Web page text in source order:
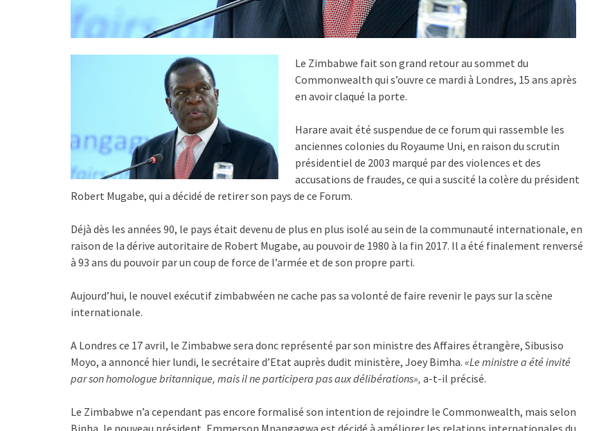
Le Zimbabwe fait son grand retour au sommet du
Commonwealth qui s’ouvre ce mardi à Londres, 15 ans après
en avoir claqué la porte.
Harare avait été suspendue de ce forum qui rassemble les
anciennes colonies du Royaume Uni, en raison du scrutin
présidentiel de 2003 marqué par des violences et des
accusations de fraudes, ce qui a suscité la colère du président
Robert Mugabe, qui a décidé de retirer son pays de ce Forum.
Déjà dès les années 90, le pays était devenu de plus en plus isolé au sein de la communauté internationale, en
raison de la dérive autoritaire de Robert Mugabe, au pouvoir de 1980 à la fin 2017. Il a été finalement renversé
à 93 ans du pouvoir par un coup de force de l’armée et de son propre parti.
Aujourd’hui, le nouvel exécutif zimbabwéen ne cache pas sa volonté de faire revenir le pays sur la scène
internationale.
A Londres ce 17 avril, le Zimbabwe sera donc représenté par son ministre des Affaires étrangère, Sibusiso
Moyo, a annoncé hier lundi, le secrétaire d’Etat auprès dudit ministère, Joey Bimha. «Le ministre a été invité
par son homologue britannique, mais il ne participera pas aux délibérations», a-t-il précisé.
Le Zimbabwe n’a cependant pas encore formalisé son intention de rejoindre le Commonwealth, mais selon
Binha, le nouveau président, Emmerson Mnangagwa est décidé à améliorer les relations internationales du